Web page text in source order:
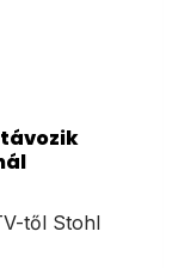
távozik
től Stohl